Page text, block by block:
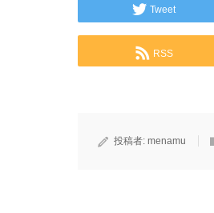
Tweet
RSS
投稿者: menamu